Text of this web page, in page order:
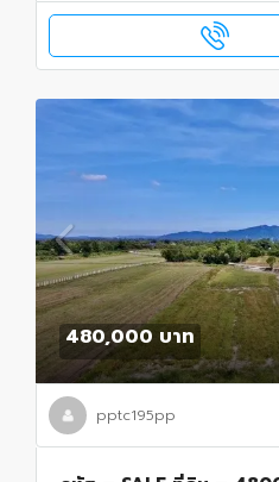
480,000 บาท
pptc195pp